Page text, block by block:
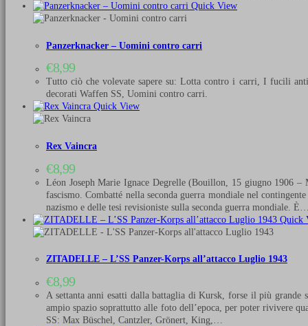
Quick View
Panzerknacker – Uomini contro carri
€8,99
Tutto ciò che volevate sapere su: Lotta contro i carri, I fucili
decorati Waffen SS, Uomini contro carri.
Quick View
Rex Vaincra
€8,99
Léon Joseph Marie Ignace Degrelle (Bouillon, 15 giugno 1906
fascismo. Combatté nella seconda guerra mondiale nel
nazismo e delle tesi revisioniste sulla seconda guerra mondiale.
Quick
ZITADELLE – L’SS Panzer-Korps all’attacco Luglio 1943
€8,99
A settanta anni esatti dalla battaglia di Kursk, forse il più
ampio spazio soprattutto alle foto dell’epoca, per poter rivivere
SS: Max Büschel, Cantzler, Grönert, King,…